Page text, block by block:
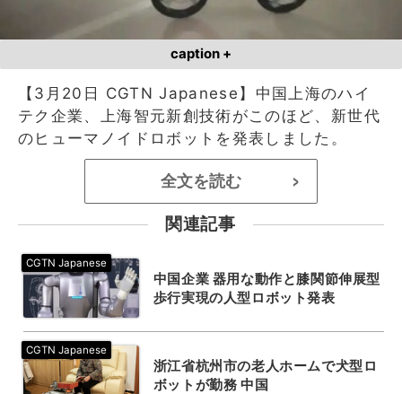
caption +
【3月20日 CGTN Japanese】中国上海のハイ
テク企業、上海智元新創技術がこのほど、新世代
のヒューマノイドロボットを発表しました。
全文を読む >
関連記事
中国企業 器用な動作と膝関節伸展型
歩行実現の人型ロボット発表
浙江省杭州市の老人ホームで犬型ロ
ボットが勤務 中国